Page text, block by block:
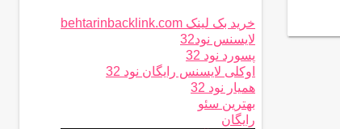
خرید بک لینک behtarinbacklink.com
لایسنس نود32
پسورد نود 32
اوکلی لایسنس رایگان نود 32
همیار نود 32
بهترین سئو
رایگان